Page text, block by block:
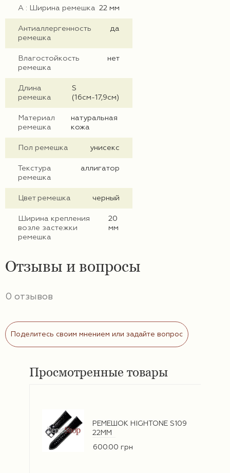
А : Ширина ремешка 22 мм
Антиаллергенность
ремешка
да
Влагостойкость
ремешка
нет
Длина
ремешка
S
(16см-17,9см)
Материал
ремешка
натуральная
кожа
Пол ремешка унисекс
Текстура
ремешка
аллигатор
Цвет ремешка черный
Ширина крепления
возле застежки
ремешка
20
мм
Отзывы и вопросы
0 отзывов
Поделитесь своим мнением или задайте вопрос
Просмотренные товары
РЕМЕШОК HIGHTONE S109
22ММ
600.00 грн